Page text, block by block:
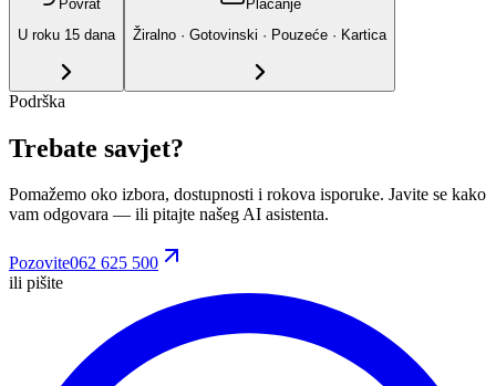
Povrat
U roku 15 dana
Plaćanje
Žiralno · Gotovinski · Pouzeće · Kartica
Podrška
Trebate savjet?
Pomažemo oko izbora, dostupnosti i rokova isporuke. Javite se kako
vam odgovara — ili pitajte našeg AI asistenta.
Pozovite062 625 500
ili pišite